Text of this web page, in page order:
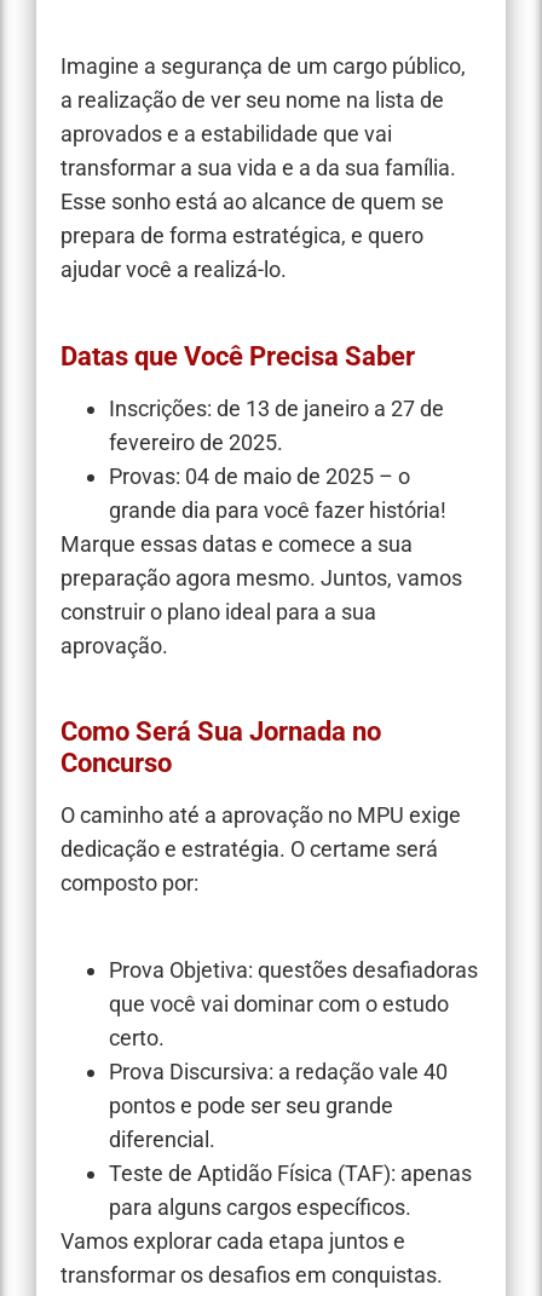
Imagine a segurança de um cargo público,
a realização de ver seu nome na lista de
aprovados e a estabilidade que vai
transformar a sua vida e a da sua família.
Esse sonho está ao alcance de quem se
prepara de forma estratégica, e quero
ajudar você a realizá-lo.
Datas que Você Precisa Saber
Inscrições: de 13 de janeiro a 27 de
fevereiro de 2025.
Provas: 04 de maio de 2025 – o
grande dia para você fazer história!
Marque essas datas e comece a sua
preparação agora mesmo. Juntos, vamos
construir o plano ideal para a sua
aprovação.
Como Será Sua Jornada no
Concurso
O caminho até a aprovação no MPU exige
dedicação e estratégia. O certame será
composto por:
Prova Objetiva: questões desafiadoras
que você vai dominar com o estudo
certo.
Prova Discursiva: a redação vale 40
pontos e pode ser seu grande
diferencial.
Teste de Aptidão Física (TAF): apenas
para alguns cargos específicos.
Vamos explorar cada etapa juntos e
transformar os desafios em conquistas.